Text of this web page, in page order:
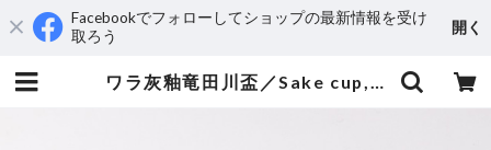
Facebookでフォローしてショップの最新情報を受け
取ろう
開く
ワラ灰釉竜田川盃／Sake cup,colored ’Tatsutagawa’’（’autumn foloage and riffle） on straw ash glaze | 真葛宮川香斎 MAKUZU Kosai MIYAGAWA